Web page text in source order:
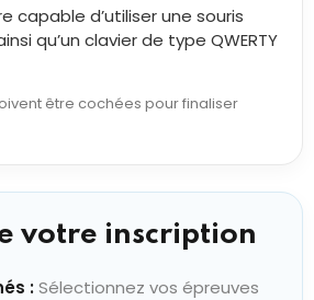
capable d’utiliser une souris
qu’un clavier de type QWERTY
être cochées pour finaliser
votre inscription
:Sélectionnez vos épreuves